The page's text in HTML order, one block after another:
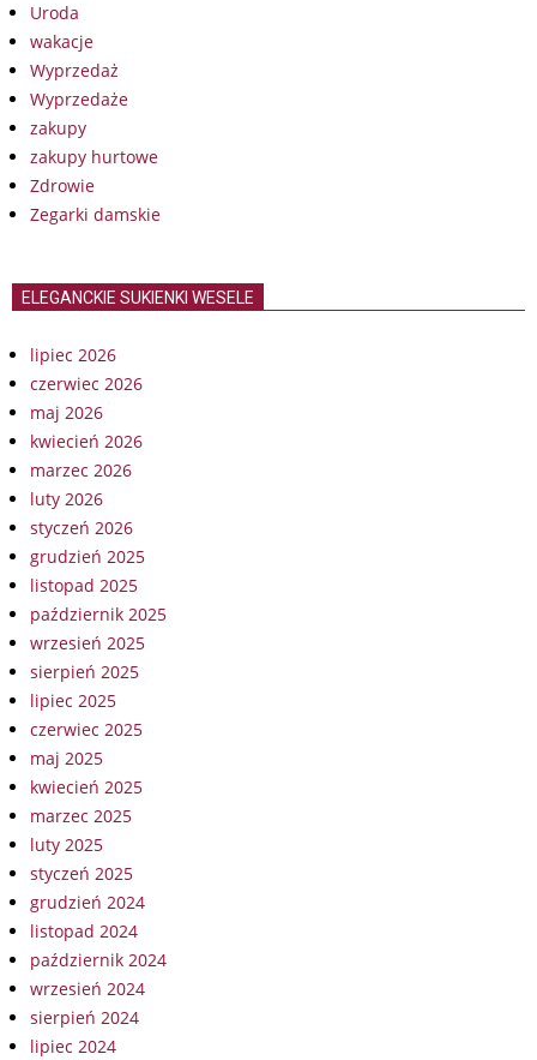
Uroda
wakacje
Wyprzedaż
Wyprzedaże
zakupy
zakupy hurtowe
Zdrowie
Zegarki damskie
ELEGANCKIE SUKIENKI WESELE
lipiec 2026
czerwiec 2026
maj 2026
kwiecień 2026
marzec 2026
luty 2026
styczeń 2026
grudzień 2025
listopad 2025
październik 2025
wrzesień 2025
sierpień 2025
lipiec 2025
czerwiec 2025
maj 2025
kwiecień 2025
marzec 2025
luty 2025
styczeń 2025
grudzień 2024
listopad 2024
październik 2024
wrzesień 2024
sierpień 2024
lipiec 2024